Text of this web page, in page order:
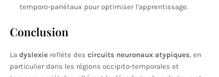
temporo-pariétaux pour optimiser l’apprentissage.
Conclusion
La dyslexie reflète des circuits neuronaux atypiques, en
particulier dans les régions occipito-temporales et